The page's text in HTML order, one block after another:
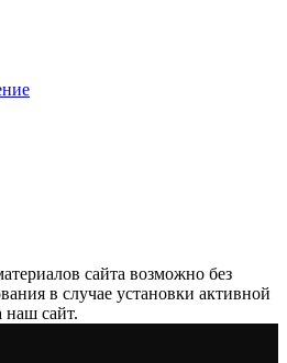
сайта возможно без
в случае установки активной
наш сайт.